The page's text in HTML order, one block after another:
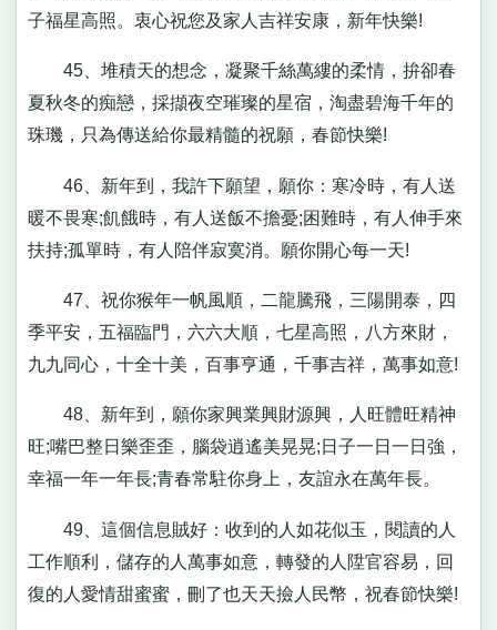
子福星高照。衷心祝您及家人吉祥安康，新年快樂!
45、堆積天的想念，凝聚千絲萬縷的柔情，拚卻春
夏秋冬的痴戀，採擷夜空璀璨的星宿，淘盡碧海千年的
珠璣，只為傳送給你最精髓的祝願，春節快樂!
46、新年到，我許下願望，願你：寒冷時，有人送
暖不畏寒;飢餓時，有人送飯不擔憂;困難時，有人伸手來
扶持;孤單時，有人陪伴寂寞消。願你開心每一天!
47、祝你猴年一帆風順，二龍騰飛，三陽開泰，四
季平安，五福臨門，六六大順，七星高照，八方來財，
九九同心，十全十美，百事亨通，千事吉祥，萬事如意!
48、新年到，願你家興業興財源興，人旺體旺精神
旺;嘴巴整日樂歪歪，腦袋逍遙美晃晃;日子一日一日強，
幸福一年一年長;青春常駐你身上，友誼永在萬年長。
49、這個信息賊好：收到的人如花似玉，閱讀的人
工作順利，儲存的人萬事如意，轉發的人陞官容易，回
復的人愛情甜蜜蜜，刪了也天天撿人民幣，祝春節快樂!